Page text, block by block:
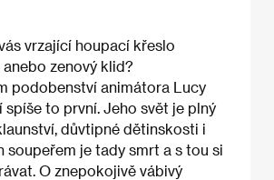
vrzající houpací křeslo
zenový klid?
podobenství animátora Lucy
spíše to první. Jeho svět je plný
důvtipné dětinskosti i
soupeřem je tady smrt a s tou si
O znepokojivě vábivý